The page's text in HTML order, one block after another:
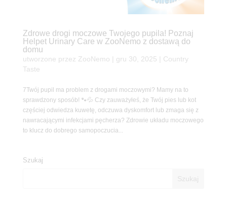
Zdrowe drogi moczowe Twojego pupila! Poznaj
Helpet Urinary Care w ZooNemo z dostawą do
domu
utworzone przez ZooNemo gru 30, 2025
Country
Taste
7Twój pupil ma problem z drogami moczowymi? Mamy na to
sprawdzony sposób! 🐾💦 Czy zauważyłeś, że Twój pies lub kot
częściej odwiedza kuwetę, odczuwa dyskomfort lub zmaga się z
nawracającymi infekcjami pęcherza? Zdrowie układu moczowego
to klucz do dobrego samopoczucia...
Szukaj